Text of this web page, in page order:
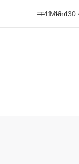
Menu
+41 43 430